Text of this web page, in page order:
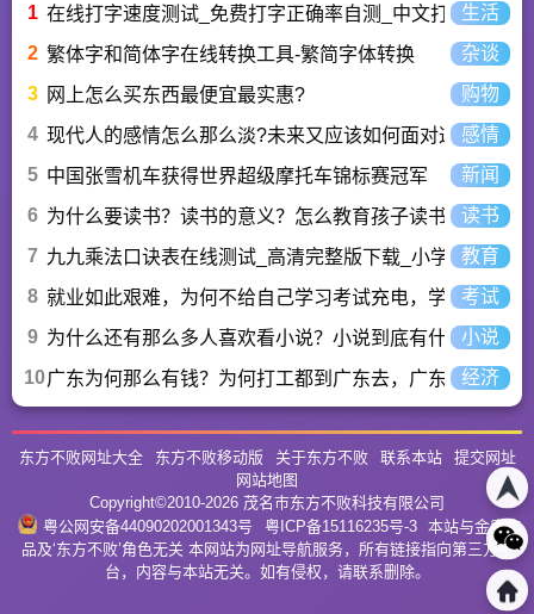
1 在线打字速度测试_免费打字正确率自测_中文打字水平测
生活
2 繁体字和简体字在线转换工具-繁简字体转换
杂谈
3
网上怎么买东西最便宜最实惠?
购物
4 现代人的感情怎么那么淡?未来又应该如何面对这人情淡
感情
5 中国张雪机车获得世界超级摩托车锦标赛冠军
新闻
6 为什么要读书？读书的意义？怎么教育孩子读书？读书
7 九九乘法口诀表在线测试_高清完整版下载_小学数学口算
教育
8 就业如此艰难，为何不给自己学习考试充电，学一技之长
考试
9 为什么还有那么多人喜欢看小说？小说到底有什么魅力长
小说
10广东为何那么有钱？为何打工都到广东去，广东连续37年
经济
东方不败网址大全 东方不败移动版 关于东方不败 联系本站
提交网址
网站地图
Copyright©2010-2026 茂名市东方不败科技有限公司
粤公网安备44090202001343号
粤ICP备15116235号-3 本站与金庸作
品及‘东方不败’角色无关 本网站为网址导航服务，所有链接指向第三方平
台，内容与本站无关。如有侵权，请联系删除。